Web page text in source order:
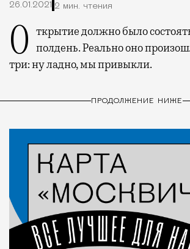
26.01.2021 2 мин. чтения
Открытие должно было состояться еще в полдень. Реально оно
три: ну ладно, мы привыкли.
ПРОДОЛЖЕНИЕ НИЖЕ